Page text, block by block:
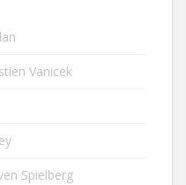
Vanicek
Spielberg